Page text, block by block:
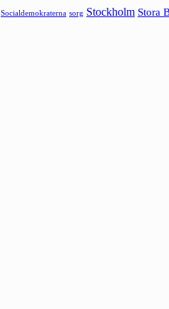
Socialdemokraterna sorg Stockholm Stora